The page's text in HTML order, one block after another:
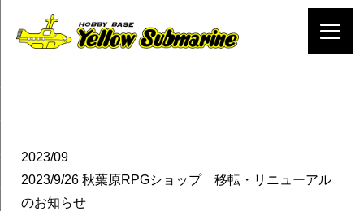
2023/09
2023/9/26 秋葉原RPGショップ 移転・リニューアル
のお知らせ